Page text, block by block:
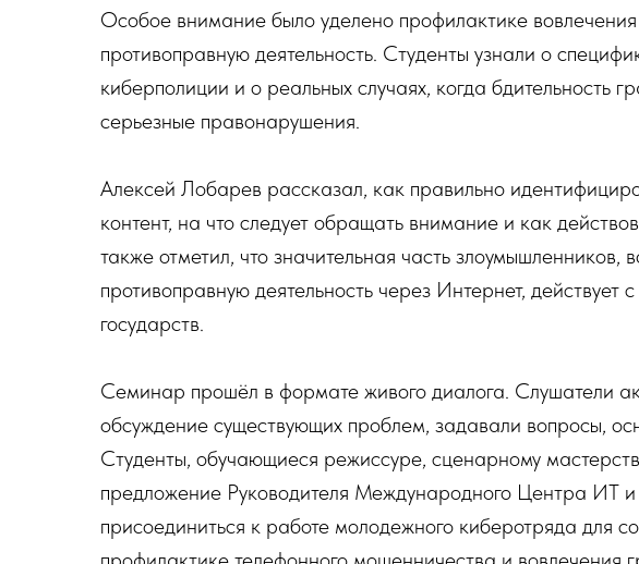
Особое внимание было уделено профилактике
противоправную деятельность. Студенты узнали о
киберполиции и о реальных случаях, когда бдительность
серьезные правонарушения.
Алексей Лобарев рассказал, как правильно
контент, на что следует обращать внимание и как
также отметил, что значительная часть
противоправную деятельность через Интернет, действует
государств.
Семинар прошёл в формате живого диалога. Слушатели
обсуждение существующих проблем, задавали вопросы,
Студенты, обучающиеся режиссуре, сценарному
предложение Руководителя Международного Центра ИТ и
присоединиться к работе молодежного киберотряда для